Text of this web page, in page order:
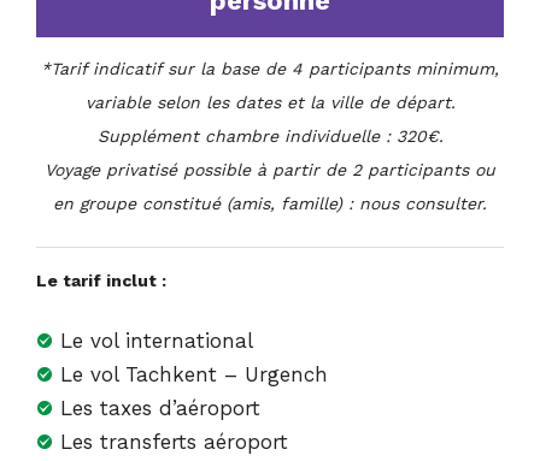
*Tarif indicatif sur la base de 4 participants minimum,
variable selon les dates et la ville de départ.
Supplément chambre individuelle : 320€.
Voyage privatisé possible à partir de 2 participants ou
en groupe constitué (amis, famille) : nous consulter.
Le tarif inclut :
Le vol international
Le vol Tachkent – Urgench
Les taxes d’aéroport
Les transferts aéroport